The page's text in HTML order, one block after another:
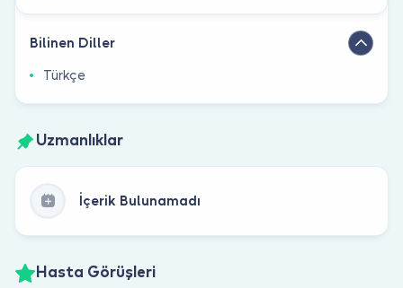
Bilinen Diller
Türkçe
Uzmanlıklar
İçerik Bulunamadı
Hasta Görüşleri